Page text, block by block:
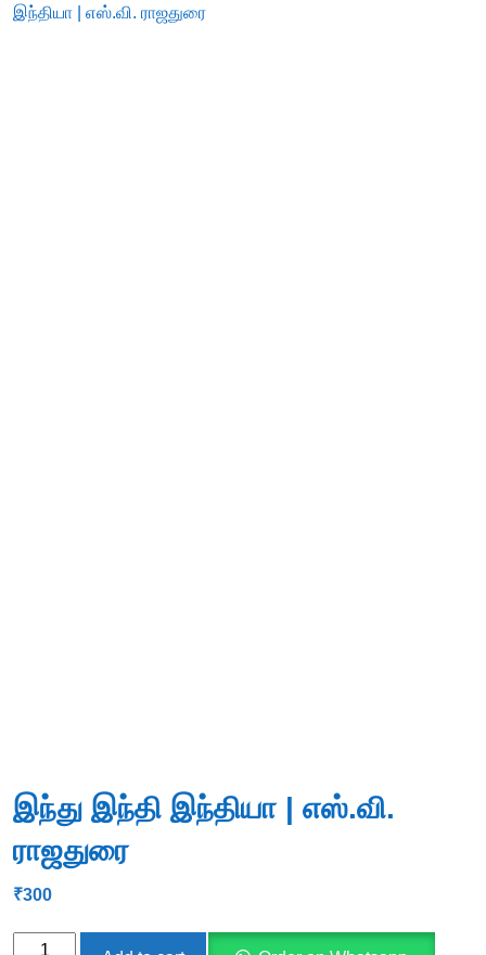
இந்தியா | எஸ்.வி. ராஜதுரை
இந்து இந்தி இந்தியா | எஸ்.வி.
ராஜதுரை
₹300
இந்து